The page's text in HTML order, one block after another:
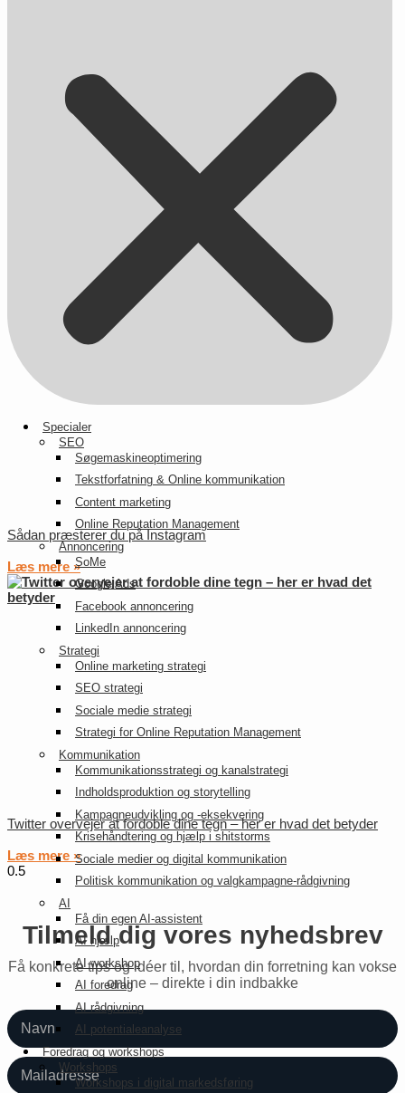
Specialer
SEO
Søgemaskineoptimering
Tekstforfatning & Online kommunikation
Content marketing
Online Reputation Management
Annoncering
SoMe
Google Ads
Facebook annoncering
LinkedIn annoncering
Strategi
Online marketing strategi
SEO strategi
Sociale medie strategi
Strategi for Online Reputation Management
Kommunikation
Kommunikationsstrategi og kanalstrategi
Indholdsproduktion og storytelling
Kampagneudvikling og -eksekvering
Krisehåndtering og hjælp i shitstorms
Sociale medier og digital kommunikation
Politisk kommunikation og valgkampagne-rådgivning
AI
Få din egen AI-assistent
AI hjælp
AI workshop
AI foredrag
AI rådgivning
AI potentialeanalyse
Foredrag og workshops
Workshops
Workshops i digital markedsføring
Derfor skal du bruge TikTok – 4 måder at bruge mediet på
Læs mere »
Sådan præsterer du på Instagram
Læs mere »
Twitter overvejer at fordoble dine tegn – her er hvad det betyder
Læs mere »
Tilmeld dig vores nyhedsbrev
Få konkrete tips og idéer til, hvordan din forretning kan vokse
online – direkte i din indbakke